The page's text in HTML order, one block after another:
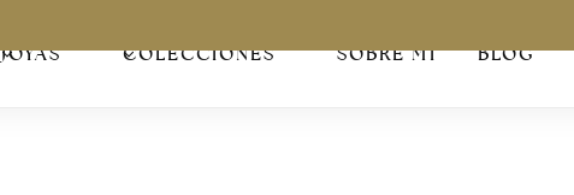
JOYAS COLECCIONES SOBRE MÍ BLOG